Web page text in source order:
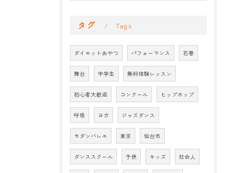
タグ Tags
ダイエットおやつ パフォーマンス 石巻
舞台 中学生 無料体験レッスン
初心者大歓迎 コンクール ヒップホップ
呼吸 ヨガ ジャズダンス
モダンバレエ 東京 仙台市
ダンススクール 子供 キッズ 社会人